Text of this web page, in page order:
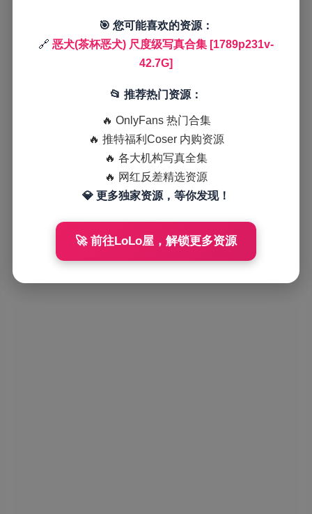
🎯 您可能喜欢的资源：
🔗 恶犬(茶杯恶犬) 尺度级写真合集 [1789p231v-
42.7G]
📂 推荐热门资源：
🔥 OnlyFans 热门合集
🔥 推特福利Coser 内购资源
🔥 各大机构写真全集
🔥 网红反差精选资源
💎 更多独家资源，等你发现！
🚀 前往LoLo屋，解锁更多资源